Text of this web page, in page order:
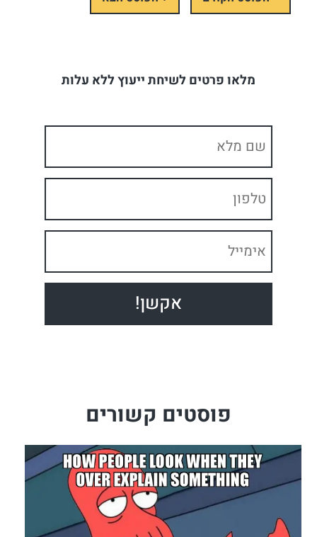
מלאו פרטים לשיחת ייעוץ ללא עלות
פוסטים קשורים